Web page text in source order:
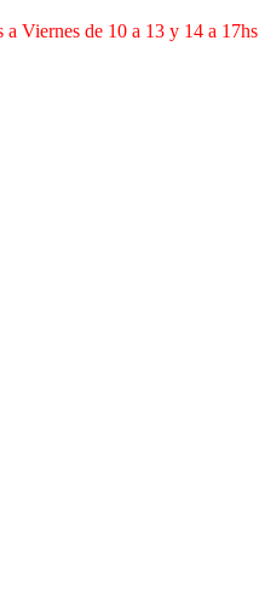
Viernes de 10 a 13 y 14 a 17hs